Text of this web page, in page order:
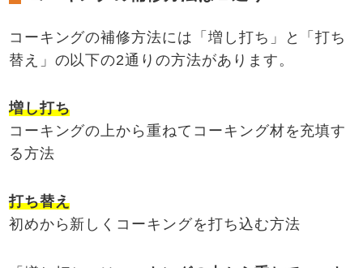
コーキングの補修方法には「増し打ち」と「打ち
替え」の以下の2通りの方法があります。
増し打ち
コーキングの上から重ねてコーキング材を充填す
る方法
打ち替え
初めから新しくコーキングを打ち込む方法